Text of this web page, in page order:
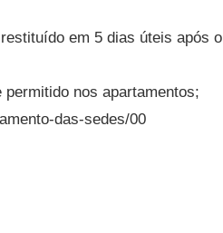
em 5 dias úteis após o
nos apartamentos;
das-sedes/00